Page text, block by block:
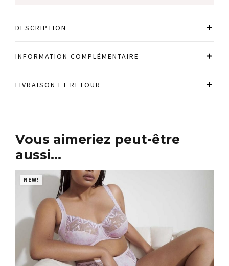
DESCRIPTION
INFORMATION COMPLÉMENTAIRE
LIVRAISON ET RETOUR
Vous aimeriez peut-être
aussi…
NEW!